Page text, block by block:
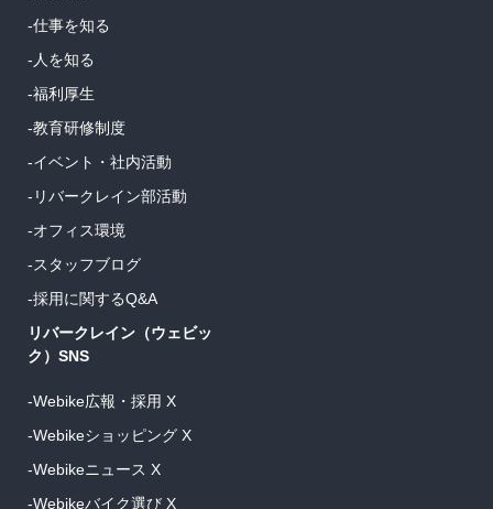
-仕事を知る
-人を知る
-福利厚生
-教育研修制度
-イベント・社内活動
-リバークレイン部活動
-オフィス環境
-スタッフブログ
-採用に関するQ&A
リバークレイン（ウェビッ
ク）SNS
-Webike広報・採用 X
-Webikeショッピング X
-Webikeニュース X
-Webikeバイク選び X